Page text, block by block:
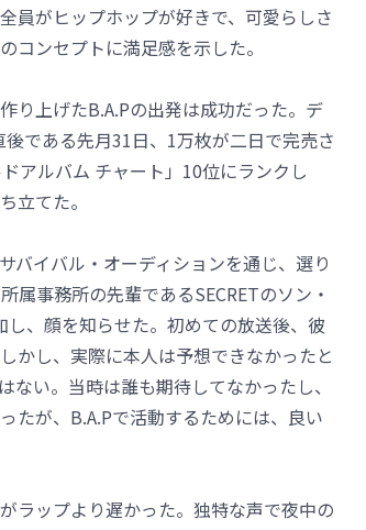
員がヒップホップが好きで、可愛らしさ
コンセプトに満足感を示した。
り上げたB.A.Pの出発は成功だった。デ
である先月31日、1万枚が二日で完売さ
アルバム チャート」10位にランクし
立てた。
バイバル・オーディションを通じ、選り
事務所の先輩であるSECRETのソン・
、顔を知らせた。初めての放送後、彼
かし、実際に本人は予想できなかったと
い。当時は誰も期待してなかったし、
たが、B.A.Pで活動するためには、良い
ラップより遅かった。独特な声で夜中の